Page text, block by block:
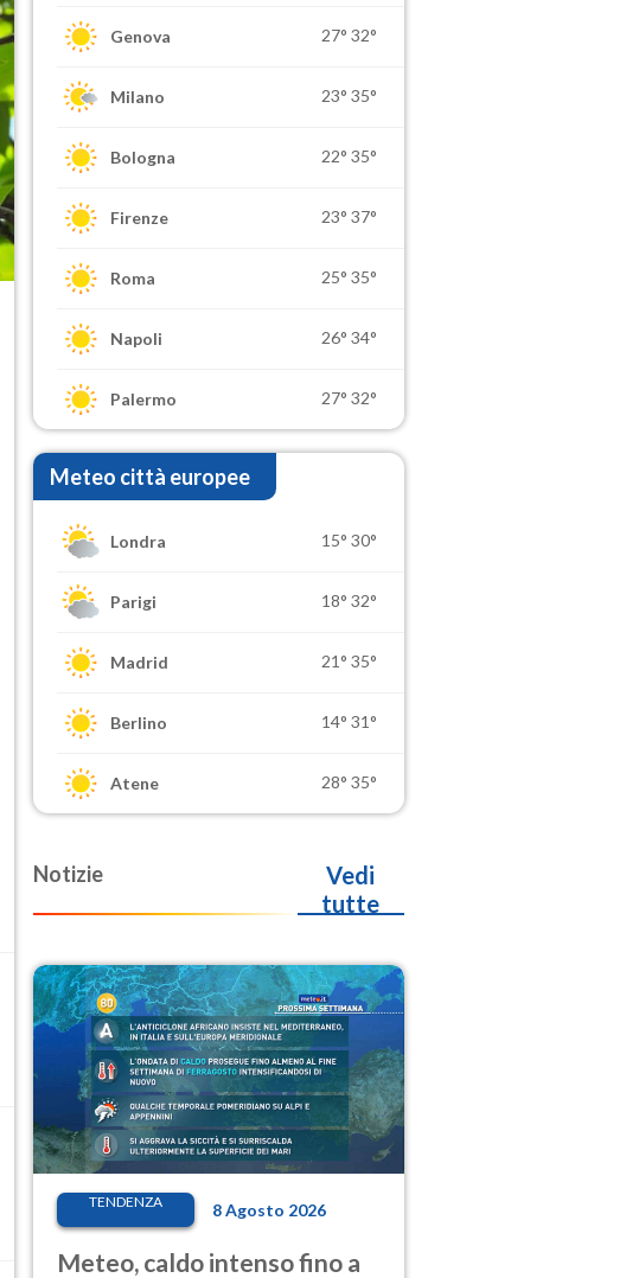
Genova 27° 32°
Milano 23° 35°
Bologna 22° 35°
Firenze 23° 37°
Roma 25° 35°
Napoli 26° 34°
Palermo 27° 32°
Meteo città europee
Londra 15° 30°
Parigi 18° 32°
Madrid 21° 35°
Berlino 14° 31°
Atene 28° 35°
Notizie
Vedi
tutte
TENDENZA 8 Agosto 2026
Meteo, caldo intenso fino a